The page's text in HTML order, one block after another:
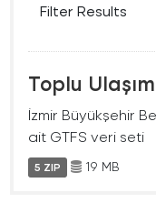
Filter Results
Toplu
İzmir Büyükşehir
ait GTFS veri seti
5 ZIP 19 MB